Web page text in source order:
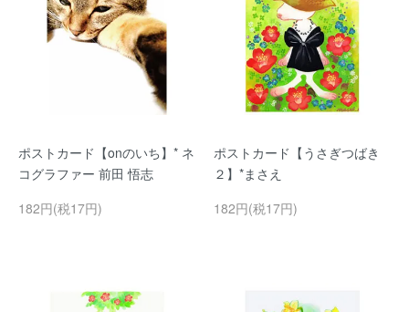
ポストカード【onのいち】* ネ
コグラファー 前田 悟志
182円(税17円)
ポストカード【うさぎつばき
２】*まさえ
182円(税17円)